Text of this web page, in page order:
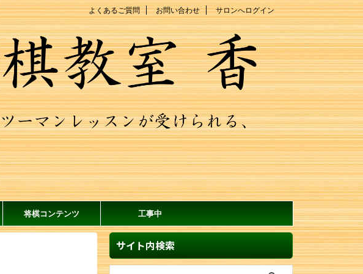
よくあるご質問 お問い合わせ サロンへログイン
将棋コンテンツ 工事中
サイト内検索